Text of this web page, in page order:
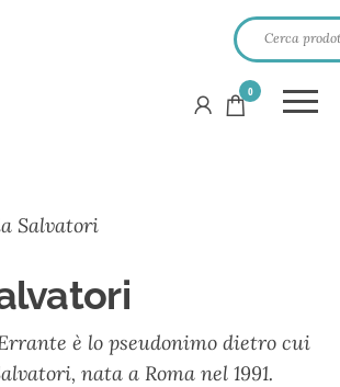
0
Salvatori
è lo pseudonimo dietro cui
nata a Roma nel 1991.